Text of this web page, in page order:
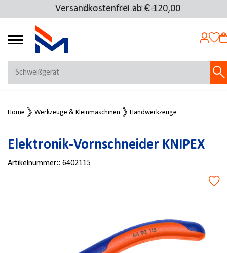
Über 25.000 Artikel
Versandkostenfrei ab € 120,00
4.69
MEIN KONTO
Jetzt anmelden
NEU BEI FMOSER?
Jetzt registrieren
Home Werkzeuge & Kleinmaschinen Handwerkzeuge
Elektronik-Vornschneider KNIPEX
Artikelnummer:: 6402115